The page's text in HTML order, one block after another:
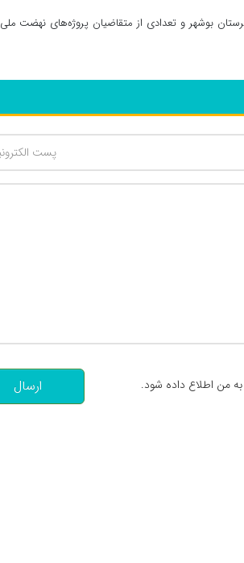
بوشهر و تعدادی از متقاضیان پروژه‌های نهضت ملی
من اطلاع داده شود.
ارسال